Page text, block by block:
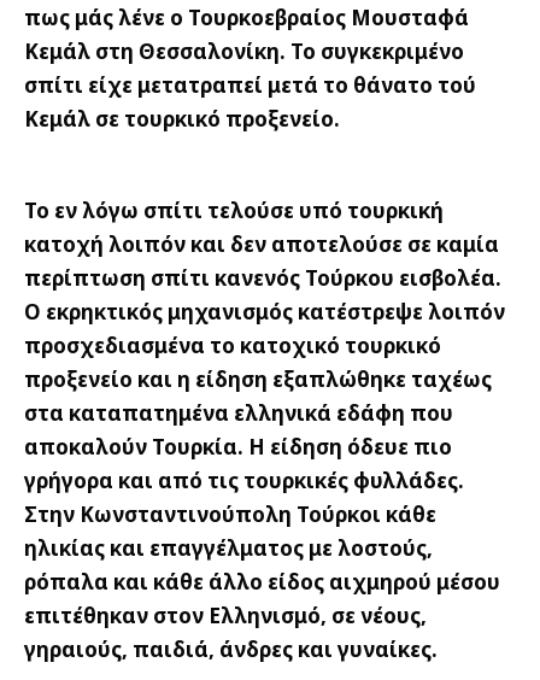
πως μάς λένε ο Τουρκοεβραίος Μουσταφά
Κεμάλ στη Θεσσαλονίκη. Το συγκεκριμένο
σπίτι είχε μετατραπεί μετά το θάνατο τού
Κεμάλ σε τουρκικό προξενείο.
Το εν λόγω σπίτι τελούσε υπό τουρκική
κατοχή λοιπόν και δεν αποτελούσε σε καμία
περίπτωση σπίτι κανενός Τούρκου εισβολέα.
Ο εκρηκτικός μηχανισμός κατέστρεψε λοιπόν
προσχεδιασμένα το κατοχικό τουρκικό
προξενείο και η είδηση εξαπλώθηκε ταχέως
στα καταπατημένα ελληνικά εδάφη που
αποκαλούν Τουρκία. Η είδηση όδευε πιο
γρήγορα και από τις τουρκικές φυλλάδες.
Στην Κωνσταντινούπολη Τούρκοι κάθε
ηλικίας και επαγγέλματος με λοστούς,
ρόπαλα και κάθε άλλο είδος αιχμηρού μέσου
επιτέθηκαν στον Ελληνισμό, σε νέους,
γηραιούς, παιδιά, άνδρες και γυναίκες.